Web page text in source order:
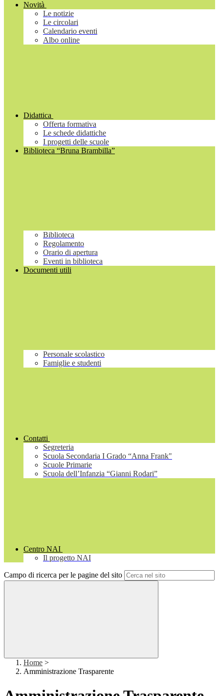
Novità
Le notizie
Le circolari
Calendario eventi
Albo online
Didattica
Offerta formativa
Le schede didattiche
I progetti delle scuole
Biblioteca “Bruna Brambilla”
Biblioteca
Regolamento
Orario di apertura
Eventi in biblioteca
Documenti utili
Personale scolastico
Famiglie e studenti
Contatti
Segreteria
Scuola Secondaria I Grado “Anna Frank"
Scuole Primarie
Scuola dell’Infanzia “Gianni Rodari”
Centro NAI
Il progetto NAI
Campo di ricerca per le pagine del sito
Home >
Amministrazione Trasparente